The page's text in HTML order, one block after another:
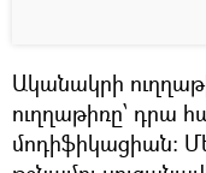
Ականակրի
ուղղաթիռը՝ դրա
մոդիֆիկացիան։